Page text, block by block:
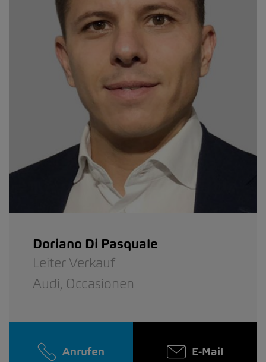
Doriano Di Pasquale
Leiter Verkauf
Audi, Occasionen
Anrufen E-Mail